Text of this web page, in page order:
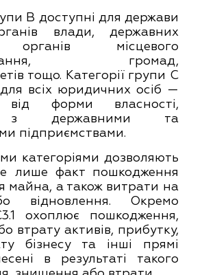
В доступні для держави
влади, державних
органів місцевого
громад,
тощо. Категорії групи С
всіх юридичних осіб —
від форми власності,
з державними та
підприємствами.
категоріями дозволяють
лише факт пошкодження
майна, а також витрати на
відновлення. Окремо
охоплює пошкодження,
втрату активів, прибутку,
бізнесу та інші прямі
в результаті такого